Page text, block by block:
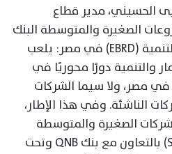
الحسيني، مدير قطاع
الصغيرة والمتوسطة البنك
الأوروبي لإعادة الإعمار والتنمية (EBRD) في مصر: يلعب
والتنمية دورًا محوريًا في
مصر، ولا سيما الشركات
الناشئة. وفي هذا الإطار،
الصغيرة والمتوسطة
(SME Champions Program) بالتعاون مع بنك QNB وتحت